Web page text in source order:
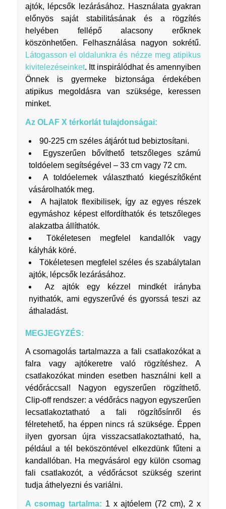
ajtók, lépcsők lezárásához. Használata gyakran
előnyös saját stabilitásának és a rögzítés
helyében fellépő alacsony erőknek
köszönhetően. Felhasználása nagyon sokrétű.
Látogasson el oldalunkra és nézze meg atipikus
kivitelezéseinket. Itt inspirálódhat és amennyiben
Önnek is gyermeke biztonsága érdekében
atipikus megoldásra van szüksége, keressen
minket.
Az OLAF X térkorlát tulajdonságai:
90-225 cm széles átjárót tud bebiztosítani.
Egyszerűen bővíthető tetszőleges számú
toldóelem segítségével – 33 cm vagy 72 cm.
A toldóelemek választható kiegészítőként
vásárolhatók meg.
A hajlatok flexibilisek, így az egyes részek
egymáshoz képest elfordíthatók és tetszőleges
alakzatba állíthatók.
Tökéletesen megfelel kandallók vagy
kályhák köré.
Tökéletesen megfelel széles és szabálytalan
ajtók, lépcsők lezárásához.
Az ajtók egy kézzel mindkét irányba
nyithatók, ami egyszerűvé és gyorssá teszi az
áthaladást.
MEGJEGYZÉS:
A csomagolás tartalmazza a fali csatlakozókat a
falra vagy ajtókeretre való rögzítéshez. A
csatlakozókat minden esetben használni kell a
védőráccsal! Nagyon egyszerűen rögzíthető.
Clip-off rendszer: a védőrács nagyon egyszerűen
lecsatlakoztatható a fali rögzítősínről és
félretehető, ha éppen nincs rá szüksége. Éppen
ilyen gyorsan újra visszacsatlakoztatható, ha,
például a tél beköszöntével elkezdünk fűteni a
kandallóban. Ha megvásárol egy külön csomag
fali csatlakozót, a védőrácsot szükség szerint
tudja áthelyezni és variálni.
A csomag tartalma: 1 x ajtóelem (72 cm), 2 x